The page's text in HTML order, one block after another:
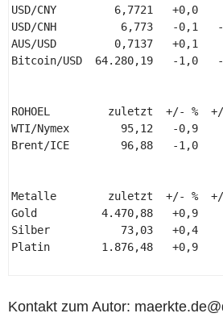
USD/CNY         6,7721
USD/CNH          6,773   -0,1
AUS/USD         0,7137
Bitcoin/USD  64.280,19   -1,0
ROHOEL         zuletzt  +/- %
WTI/Nymex        95,12   -
Brent/ICE        96,88   -1,0
Metalle        zuletzt  +/- %
Gold          4.470,88   +0,9
Silber           73,03   +0,4
Platin        1.876,48   +0,9
Kontakt zum Autor: